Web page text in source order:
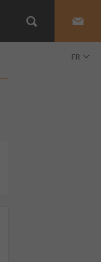
FR